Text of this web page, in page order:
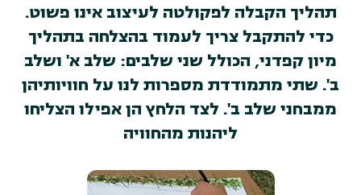
תהליך הקבלה לפקולטה לעיצוב אינו פשוט.
כדי להתקבל צריך לעמוד בהצלחה בתהליך
מיון קפדני, הכולל שני שלבים: שלב א' ושלב
ב'. שתי מתמודדת מספרות לנו על חוויותיהן
ממבחני שלב ב'. לצד הלחץ הן אפילו הצליחו
ליהנות מהחוויה